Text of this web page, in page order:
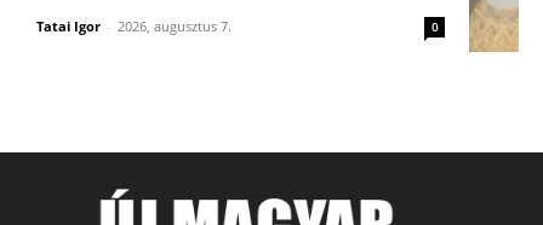
Tatai Igor - 2026, augusztus 7. 0